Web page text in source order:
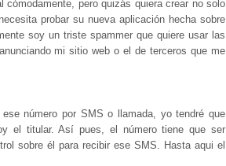
cómodamente, pero quizás quiera crear no solo
probar su nueva aplicación hecha sobre
soy un triste spammer que quiere usar las
mi sitio web o el de terceros que me
número por SMS o llamada, yo tendré que
el titular. Así pues, el número tiene que ser
sobre él para recibir ese SMS. Hasta aqui el